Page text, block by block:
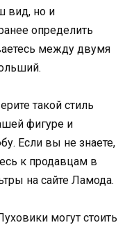
вид, но и
определить
между двумя
такой стиль
фигуре и
Если вы не знаете,
к продавцам в
на сайте Ламода.
могут стоить